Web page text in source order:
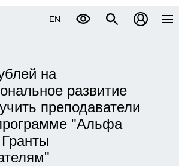
EN
на
развитие
преподаватели
"Альфа